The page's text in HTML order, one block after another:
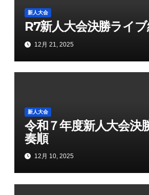
ョ
ン
新人大会
R7新人大会決勝ライ
12月 21, 2025
新人大会
令和７年度新人大会決
奏順
12月 10, 2025